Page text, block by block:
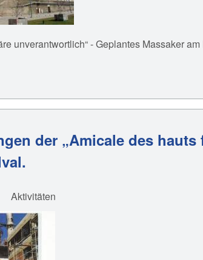
unverantwortlich“ - Geplantes Massaker
der „Amicale des
Aktivitäten